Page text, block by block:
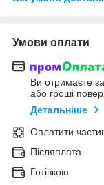
Умови оплати
Ви отримаєте
або гроші
Детальніше
Оплатити
Післяплата
Готівкою